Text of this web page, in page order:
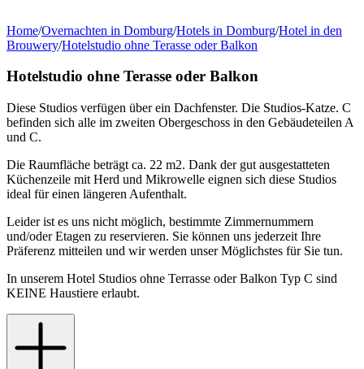
Home/Overnachten in Domburg/Hotels in Domburg/Hotel in den
Brouwery/Hotelstudio ohne Terasse oder Balkon
Hotelstudio ohne Terasse oder Balkon
Diese Studios verfügen über ein Dachfenster. Die Studios-Katze. C
befinden sich alle im zweiten Obergeschoss in den Gebäudeteilen A
und C.
Die Raumfläche beträgt ca. 22 m2. Dank der gut ausgestatteten
Küchenzeile mit Herd und Mikrowelle eignen sich diese Studios
ideal für einen längeren Aufenthalt.
Leider ist es uns nicht möglich, bestimmte Zimmernummern
und/oder Etagen zu reservieren. Sie können uns jederzeit Ihre
Präferenz mitteilen und wir werden unser Möglichstes für Sie tun.
In unserem Hotel Studios ohne Terrasse oder Balkon Typ C sind
KEINE Haustiere erlaubt.